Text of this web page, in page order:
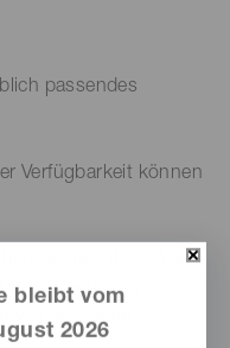
passendes
Verfügbarkeit können
– mit viel
Sie daher ein
kann!
bleibt vom
2026